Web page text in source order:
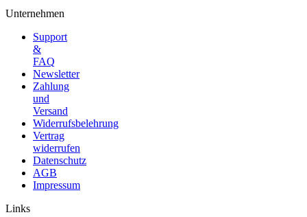
Unternehmen
Support
&
FAQ
Newsletter
Zahlung
und
Versand
Widerrufsbelehrung
Vertrag
widerrufen
Datenschutz
AGB
Impressum
Links